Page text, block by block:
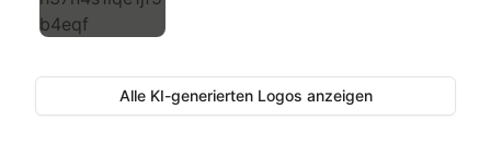
Alle KI-generierten Logos anzeigen